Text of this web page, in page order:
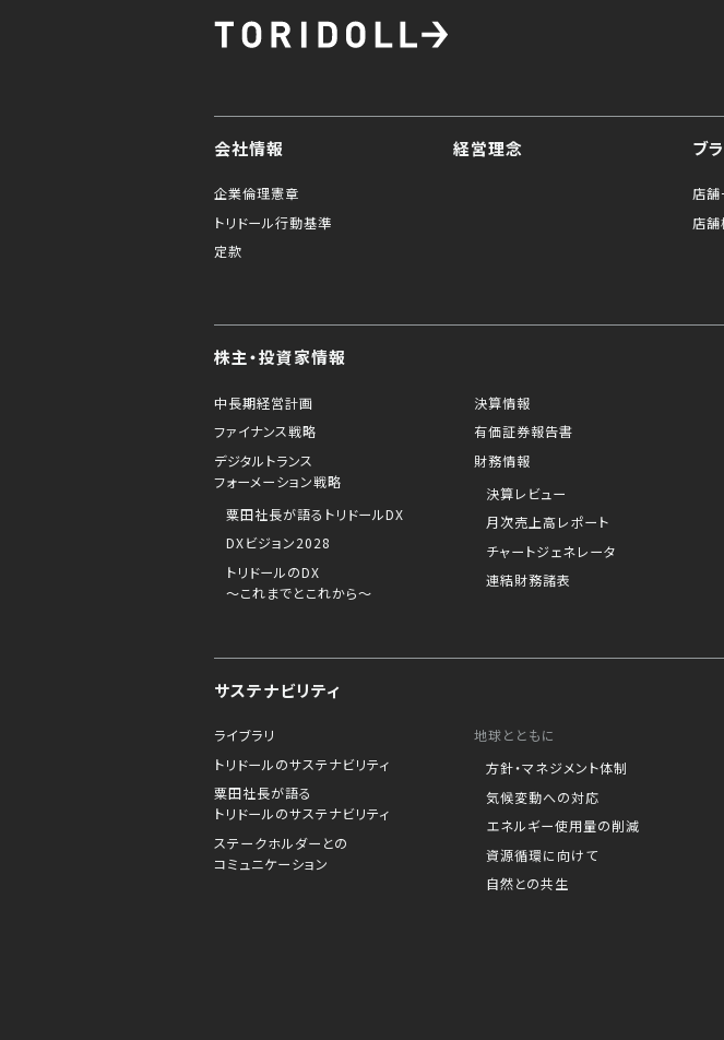
会社情報
企業倫理憲章
トリドール行動基準
定款
経営理念 ブ
店
店
株主・投資家情報
中長期経営計画
ファイナンス戦略
デジタルトランス
フォーメーション戦略
粟田社長が語るトリドールDX
DXビジョン2028
トリドールのDX
～これまでとこれから～
決算情報
有価証券報告書
財務情報
決算レビュー
月次売上高レポート
チャートジェネレータ
連結財務諸表
サステナビリティ
ライブラリ
トリドールのサステナビリティ
粟田社長が語る
トリドールのサステナビリティ
ステークホルダーとの
コミュニケーション
地球とともに
方針・マネジメント体制
気候変動への対応
エネルギー使用量の削減
資源循環に向けて
自然との共生